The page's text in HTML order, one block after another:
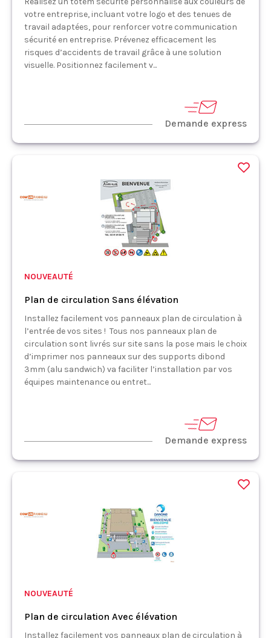
votre entreprise, incluant votre logo et des tenues de
travail adaptées, pour renforcer votre communication
sécurité en entreprise. Prévenez efficacement les
risques d’accidents de travail grâce à une solution
visuelle. Positionnez facilement v...
Demande express
NOUVEAUTÉ
Plan de circulation Sans élévation
Installez facilement vos panneaux plan de circulation à
l’entrée de vos sites ! Tous nos panneaux plan de
circulation sont livrés sur site sans la pose mais le choix
d’imprimer nos panneaux sur des supports dibond
3mm (alu sandwich) va faciliter l’installation par vos
équipes maintenance ou entret...
Demande express
NOUVEAUTÉ
Plan de circulation Avec élévation
Installez facilement vos panneaux plan de circulation à